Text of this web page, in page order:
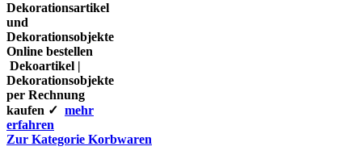
Dekorationsartikel
und
Dekorationsobjekte
Online bestellen
Dekoartikel |
Dekorationsobjekte
per Rechnung
kaufen ✓ mehr
erfahren
Zur Kategorie Korbwaren